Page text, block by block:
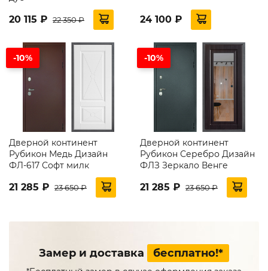
20 115 ₽ 22 350 ₽ 24 100 ₽
-10%
Дверной континент
Рубикон Медь Дизайн
ФЛ-617 Софт милк
21 285 ₽ 23 650 ₽
-10%
Дверной континент
Рубикон Серебро Дизайн
ФЛЗ Зеркало Венге
21 285 ₽ 23 650 ₽
Замер и доставка бесплатно!*